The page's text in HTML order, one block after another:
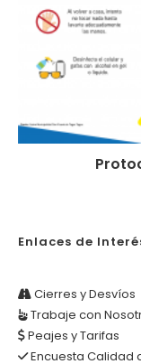
Enlaces de
Cierres y Desvíos
Trabaje con
Peajes y Tarifas
Encuesta Calidad